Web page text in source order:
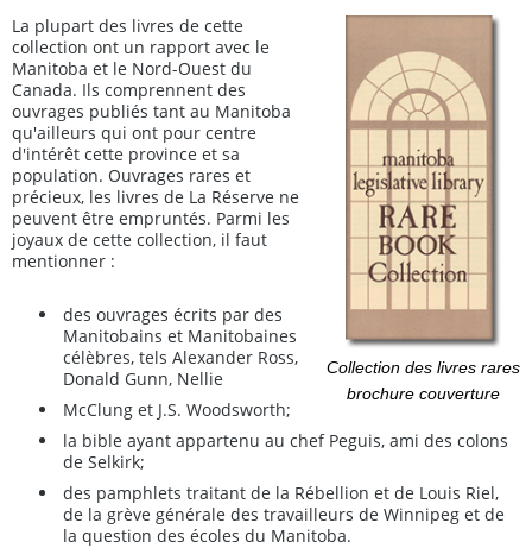
Collection des livres rares
brochure couverture
La plupart des livres de cette
collection ont un rapport avec le
Manitoba et le Nord-Ouest du
Canada. Ils comprennent des
ouvrages publiés tant au Manitoba
qu'ailleurs qui ont pour centre
d'intérêt cette province et sa
population. Ouvrages rares et
précieux, les livres de La Réserve ne
peuvent être empruntés. Parmi les
joyaux de cette collection, il faut
mentionner :
des ouvrages écrits par des
Manitobains et Manitobaines
célèbres, tels Alexander Ross,
Donald Gunn, Nellie
McClung et J.S. Woodsworth;
la bible ayant appartenu au chef Peguis, ami des colons
de Selkirk;
des pamphlets traitant de la Rébellion et de Louis Riel,
de la grève générale des travailleurs de Winnipeg et de
la question des écoles du Manitoba.